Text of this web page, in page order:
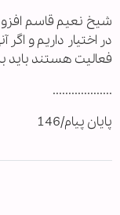
شیخ نعیم قاسم
در اختیار داریم و
فعالیت هستند باید
...................
پایان پیام/146